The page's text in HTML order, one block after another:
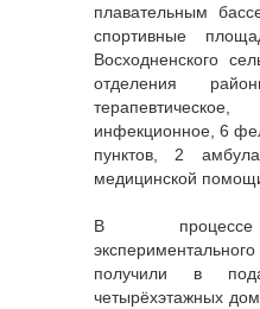
плавательным
спортивные
Восходненского
отделения
инфекционное, 6
пунктов, 2
медицинской
В процессе
получили в
четырёхэтажных